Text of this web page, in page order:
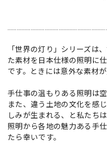
「世界の灯り」シリーズは
た素材を日本仕様の照明に
です。ときには意外な素材
手仕事の温もりある照明は
また、違う土地の文化を感
しみが生まれる、と私たちは
照明から各地の魅力ある手
たら幸いです。